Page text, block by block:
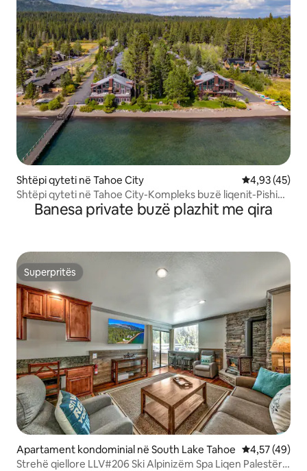
Shtëpi qyteti në Tahoe City Vlerësimi
4,93 (45)
Shtëpi qyteti në Tahoe City-Kompleks buzë liqenit-Pishinë
Banesa private buzë plazhit me qira
Superpritës
Superpritës
Apartament kondominial në South Lake Tahoe Vlerësimi
4,57 (49)
Strehë qiellore LLV#206 Ski Alpinizëm Spa Liqen Palestër